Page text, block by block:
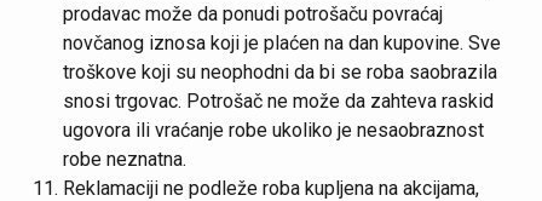
prodavac može da ponudi potrošaču povraćaj
novčanog iznosa koji je plaćen na dan kupovine. Sve
troškove koji su neophodni da bi se roba saobrazila
snosi trgovac. Potrošač ne može da zahteva raskid
ugovora ili vraćanje robe ukoliko je nesaobraznost
robe neznatna.
Reklamaciji ne podleže roba kupljena na akcijama,